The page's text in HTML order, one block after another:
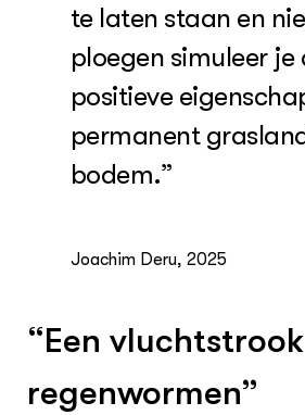
te laten staan en
ploegen simuleer je
positieve
permanent
bodem.”
Joachim Deru, 2025
“Een
regenwormen”